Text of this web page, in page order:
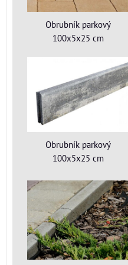
Obrubník parkový
100x5x25 cm
Obrubník parkový
100x5x25 cm